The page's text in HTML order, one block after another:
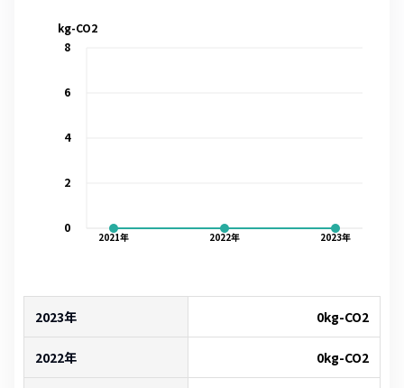
2021年 2022年 2023年
0
2
4
6
8
kg-CO2
2023年 0kg-CO2
2022年 0kg-CO2